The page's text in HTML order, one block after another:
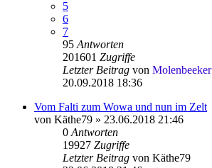
5
6
7
95 Antworten
201601 Zugriffe
Letzter Beitrag von Molenbeeker
20.09.2018 18:36
Vom Falti zum Wowa und nun im Zelt
von Käthe79 » 23.06.2018 21:46
0 Antworten
19927 Zugriffe
Letzter Beitrag von Käthe79